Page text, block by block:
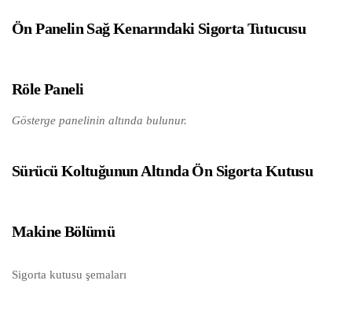
Ön Panelin Sağ Kenarındaki Sigorta Tutucusu
Röle Paneli
Gösterge panelinin altında bulunur.
Sürücü Koltuğunun Altında Ön Sigorta Kutusu
Makine Bölümü
Sigorta kutusu şemaları